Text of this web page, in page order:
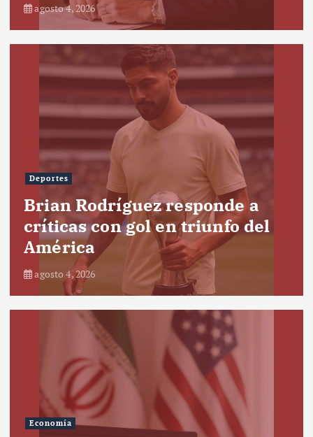
agosto 4, 2026
Deportes
Brian Rodríguez responde a
críticas con gol en triunfo del
América
agosto 4, 2026
Economía